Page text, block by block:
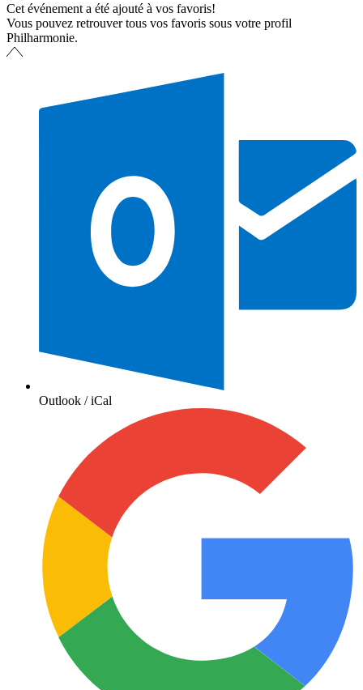
Cet événement a été ajouté à vos favoris!
Vous pouvez retrouver tous vos favoris sous votre profil
Philharmonie.
Outlook / iCal